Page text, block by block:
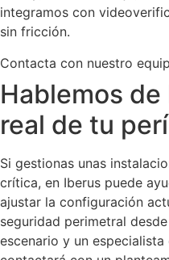
integramos con
sin fricción.
Contacta con nuestro
Hablemos
real de tu
Si gestionas unas
crítica, en Iberus puede
ajustar la configuración
seguridad perimetral
escenario y un